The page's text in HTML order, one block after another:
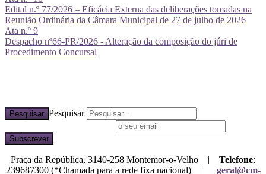
Edital n.º 77/2026 – Eficácia Externa das deliberações tomadas na
Reunião Ordinária da Câmara Municipal de 27 de julho de 2026
Ata n.º 9
Despacho nº66-PR/2026 - Alteração da composição do júri de
Procedimento Concursal
Pesquisar Pesquisar
Praça da República, 3140-258 Montemor-o-Velho | Telefone:
239687300 (*Chamada para a rede fixa nacional) | geral@cm-